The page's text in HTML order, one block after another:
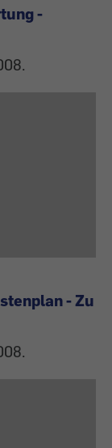
-
- Zu